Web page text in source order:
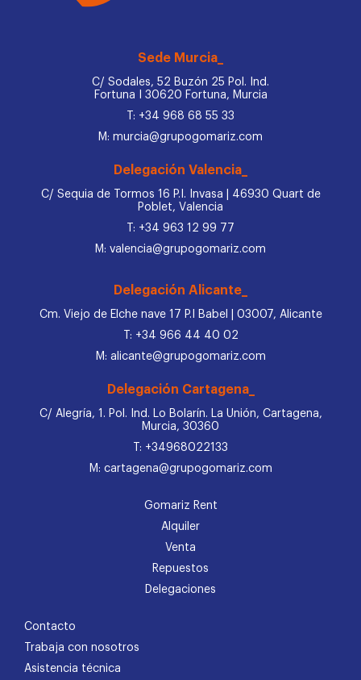
Sede Murcia_
C/ Sodales, 52 Buzón 25 Pol. Ind.
Fortuna I 30620 Fortuna, Murcia
T: +34 968 68 55 33
M: murcia@grupogomariz.com
Delegación Valencia_
C/ Sequia de Tormos 16 P.I. Invasa | 46930 Quart de
Poblet, Valencia
T: +34 963 12 99 77
M: valencia@grupogomariz.com
Delegación Alicante_
Cm. Viejo de Elche nave 17 P.I Babel | 03007, Alicante
T: +34 966 44 40 02
M: alicante@grupogomariz.com
Delegación Cartagena_
C/ Alegría, 1. Pol. Ind. Lo Bolarín. La Unión, Cartagena,
Murcia, 30360
T: +34968022133
M: cartagena@grupogomariz.com
Gomariz Rent
Alquiler
Venta
Repuestos
Delegaciones
Contacto
Trabaja con nosotros
Asistencia técnica